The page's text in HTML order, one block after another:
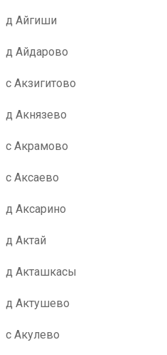
д Айгиши
д Айдарово
с Акзигитово
д Акнязево
с Акрамово
с Аксаево
д Аксарино
д Актай
д Акташкасы
д Актушево
с Акулево